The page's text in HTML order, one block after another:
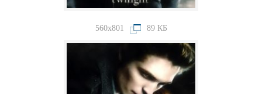
560x801 89 КБ